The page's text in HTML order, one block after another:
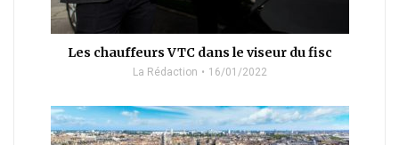
Les chauffeurs VTC dans le viseur du fisc
La Rédaction 16/01/2022